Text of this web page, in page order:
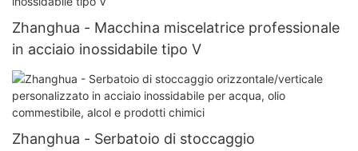
Zhanghua - Macchina miscelatrice professionale
in acciaio inossidabile tipo V
Zhanghua - Serbatoio di stoccaggio